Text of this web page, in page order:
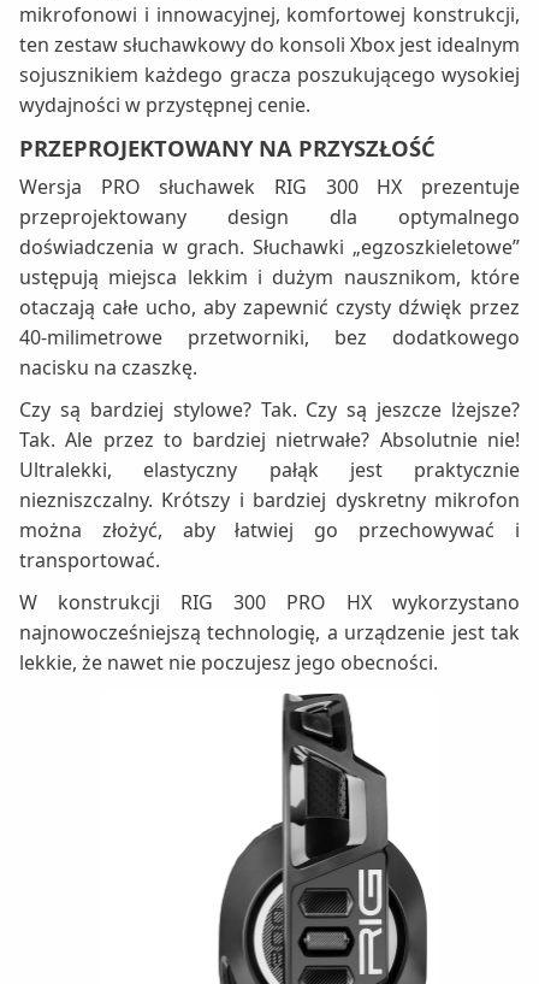
mikrofonowi i innowacyjnej, komfortowej konstrukcji,
ten zestaw słuchawkowy do konsoli Xbox jest idealnym
sojusznikiem każdego gracza poszukującego wysokiej
wydajności w przystępnej cenie.
PRZEPROJEKTOWANY NA PRZYSZŁOŚĆ
Wersja PRO słuchawek RIG 300 HX prezentuje
przeprojektowany design dla optymalnego
doświadczenia w grach. Słuchawki „egzoszkieletowe”
ustępują miejsca lekkim i dużym nausznikom, które
otaczają całe ucho, aby zapewnić czysty dźwięk przez
40-milimetrowe przetworniki, bez dodatkowego
nacisku na czaszkę.
Czy są bardziej stylowe? Tak. Czy są jeszcze lżejsze?
Tak. Ale przez to bardziej nietrwałe? Absolutnie nie!
Ultralekki, elastyczny pałąk jest praktycznie
niezniszczalny. Krótszy i bardziej dyskretny mikrofon
można złożyć, aby łatwiej go przechowywać i
transportować.
W konstrukcji RIG 300 PRO HX wykorzystano
najnowocześniejszą technologię, a urządzenie jest tak
lekkie, że nawet nie poczujesz jego obecności.